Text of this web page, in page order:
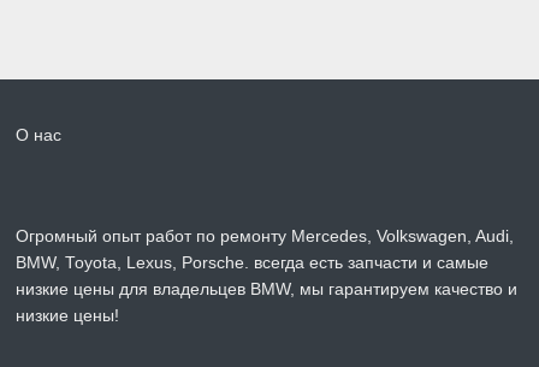
О нас
Огромный опыт работ по ремонту Mercedes, Volkswagen, Audi,
BMW, Toyota, Lexus, Porsche. всегда есть запчасти и самые
низкие цены для владельцев BMW, мы гарантируем качество и
низкие цены!